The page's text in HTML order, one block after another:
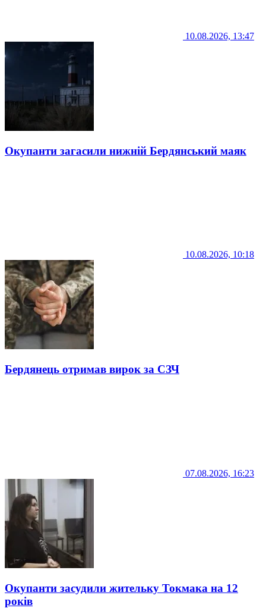
10.08.2026, 13:47
Окупанти загасили нижній Бердянський маяк
10.08.2026, 10:18
Бердянець отримав вирок за СЗЧ
07.08.2026, 16:23
Окупанти засудили жительку Токмака на 12
років